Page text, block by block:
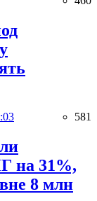
581
на 31%,
8 млн